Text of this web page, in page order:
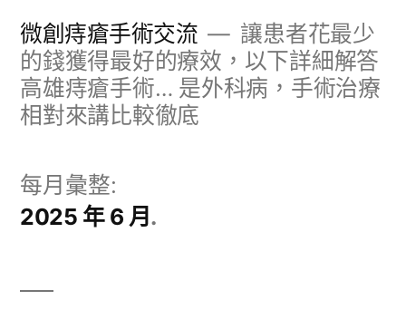
微創痔瘡手術交流
讓患者花最少
的錢獲得最好的療效，以下詳細解答
高雄痔瘡手術… 是外科病，手術治療
相對來講比較徹底
每月彙整:
2025 年 6 月